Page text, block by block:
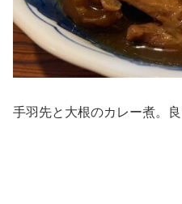
手羽先と大根のカレー煮。